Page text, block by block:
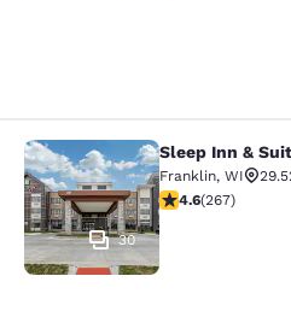
Sleep Inn &
30
Sleep Inn &
Franklin, WI
calificación de
4.6(267)